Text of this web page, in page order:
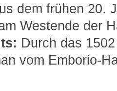
dem frühen 20.
Westende der
Durch das
vom Emborio-